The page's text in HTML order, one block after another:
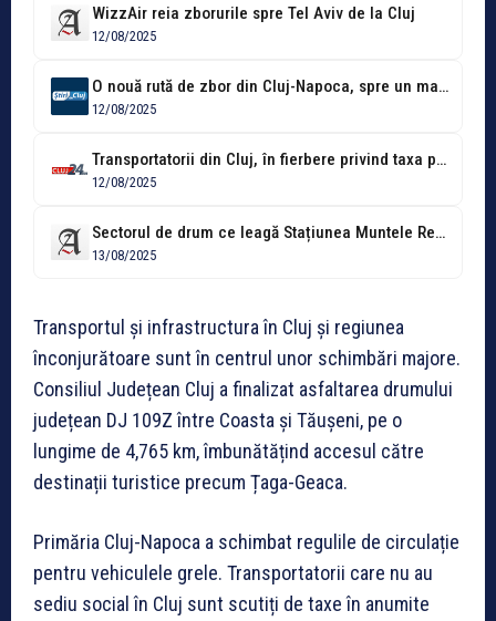
WizzAir reia zborurile spre Tel Aviv de la Cluj
12/08/2025
O nouă rută de zbor din Cluj-Napoca, spre un mare oraș al...
12/08/2025
Transportatorii din Cluj, în fierbere privind taxa pentru vehiculele de peste 35...
12/08/2025
Sectorul de drum ce leagă Stațiunea Muntele Rece de pârtia de schi...
13/08/2025
Transportul și infrastructura în Cluj și regiunea
înconjurătoare sunt în centrul unor schimbări majore.
Consiliul Județean Cluj a finalizat asfaltarea drumului
județean DJ 109Z între Coasta și Tăușeni, pe o
lungime de 4,765 km, îmbunătățind accesul către
destinații turistice precum Țaga-Geaca.
Primăria Cluj-Napoca a schimbat regulile de circulație
pentru vehiculele grele. Transportatorii care nu au
sediu social în Cluj sunt scutiți de taxe în anumite